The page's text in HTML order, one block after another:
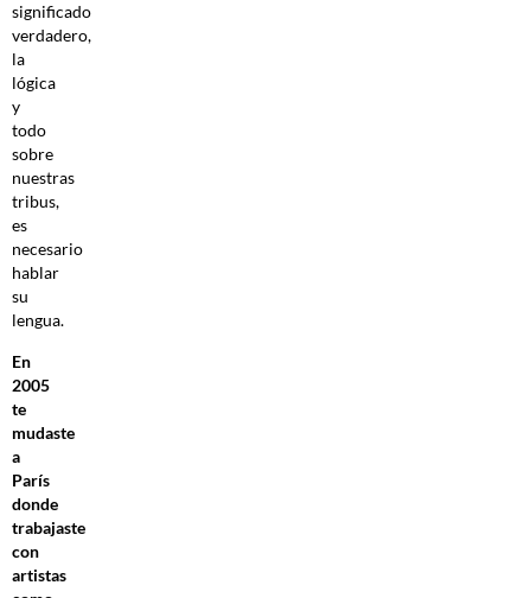
significado
verdadero,
la
lógica
y
todo
sobre
nuestras
tribus,
es
necesario
hablar
su
lengua.
En
2005
te
mudaste
a
París
donde
trabajaste
con
artistas